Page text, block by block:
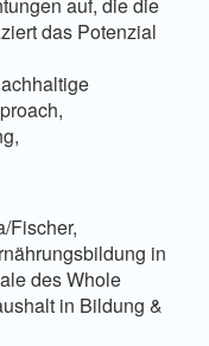
das Potenzial
Fischer,
in
des Whole
in Bildung &